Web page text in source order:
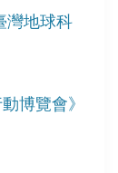
灣地球科
博覽會》